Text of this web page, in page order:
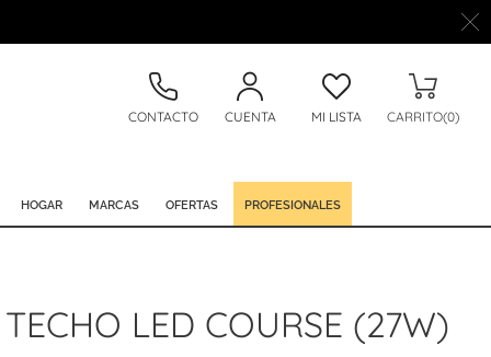
CONTACTO CUENTA MI LISTA CARRITO(0)
HOGAR MARCAS OFERTAS PROFESIONALES
LED COURSE (27W)